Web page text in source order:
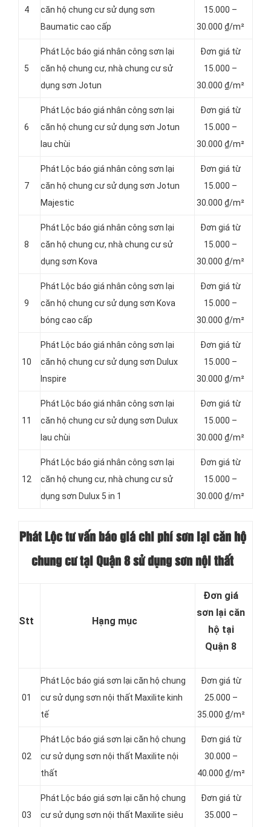
4
căn hộ chung cư sử dụng sơn
Baumatic cao cấp
15.000 –
30.000 ₫/m²
5
Phát Lộc báo giá nhân công sơn lại
căn hộ chung cư, nhà chung cư sử
dụng sơn Jotun
Đơn giá từ
15.000 –
30.000 ₫/m²
6
Phát Lộc báo giá nhân công sơn lại
căn hộ chung cư sử dụng sơn Jotun
lau chùi
Đơn giá từ
15.000 –
30.000 ₫/m²
7
Phát Lộc báo giá nhân công sơn lại
căn hộ chung cư sử dụng sơn Jotun
Majestic
Đơn giá từ
15.000 –
30.000 ₫/m²
8
Phát Lộc báo giá nhân công sơn lại
căn hộ chung cư, nhà chung cư sử
dụng sơn Kova
Đơn giá từ
15.000 –
30.000 ₫/m²
9
Phát Lộc báo giá nhân công sơn lại
căn hộ chung cư sử dụng sơn Kova
bóng cao cấp
Đơn giá từ
15.000 –
30.000 ₫/m²
10
Phát Lộc báo giá nhân công sơn lại
căn hộ chung cư sử dụng sơn Dulux
Inspire
Đơn giá từ
15.000 –
30.000 ₫/m²
11
Phát Lộc báo giá nhân công sơn lại
căn hộ chung cư sử dụng sơn Dulux
lau chùi
Đơn giá từ
15.000 –
30.000 ₫/m²
12
Phát Lộc báo giá nhân công sơn lại
căn hộ chung cư, nhà chung cư sử
dụng sơn Dulux 5 in 1
Đơn giá từ
15.000 –
30.000 ₫/m²
Phát Lộc tư vấn báo giá chi phí sơn lại căn hộ
chung cư tại Quận 8 sử dụng sơn nội thất
Stt Hạng mục
Đơn giá
sơn lại căn
hộ tại
Quận 8
01
Phát Lộc báo giá sơn lại căn hộ chung
cư sử dụng sơn nội thất Maxilite kinh
tế
Đơn giá từ
25.000 –
35.000 ₫/m²
02
Phát Lộc báo giá sơn lại căn hộ chung
cư sử dụng sơn nội thất Maxilite nội
thất
Đơn giá từ
30.000 –
40.000 ₫/m²
03
Phát Lộc báo giá sơn lại căn hộ chung
cư sử dụng sơn nội thất Maxilite siêu
Đơn giá từ
35.000 –